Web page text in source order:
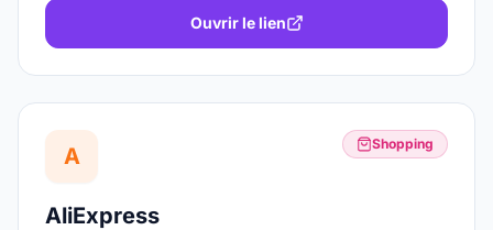
Ouvrir le lien
A Shopping
AliExpress